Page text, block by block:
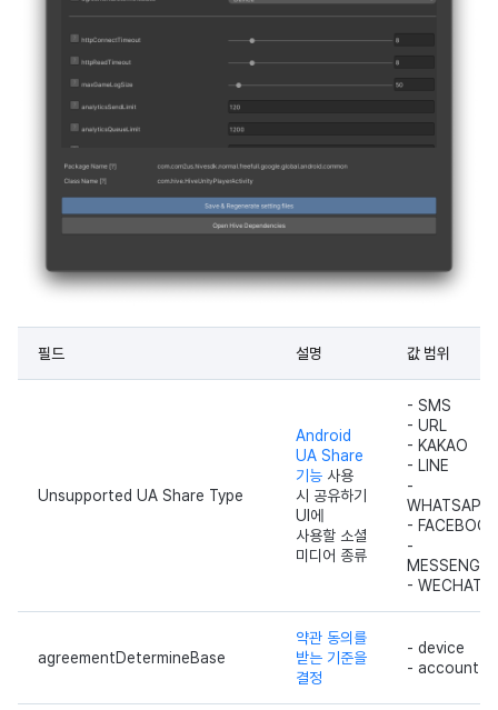
필드 설명 값 범위
Unsupported UA Share Type
Android
UA Share
기능 사용
시 공유하기
UI에
사용할 소셜
미디어 종류
- SMS
- URL
- KAKAO
- LINE
-
WHATSAPP
- FACEBOOK
-
MESSENGER
- WECHAT
agreementDetermineBase
약관 동의를
받는 기준을
결정
- device
- account